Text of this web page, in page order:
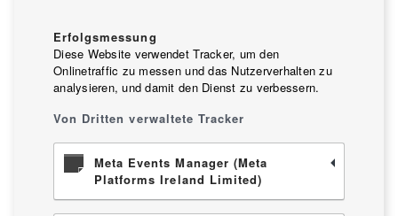
Erfolgsmessung
Diese Website verwendet Tracker, um den
Onlinetraffic zu messen und das Nutzerverhalten zu
analysieren, und damit den Dienst zu verbessern.
Von Dritten verwaltete Tracker
Meta Events Manager (Meta
Platforms Ireland Limited)